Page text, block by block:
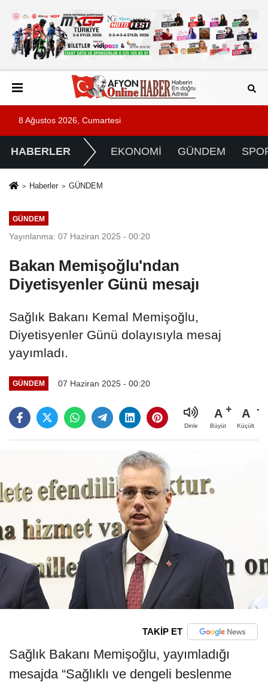
8 Ağustos 2026, Cumartesi
HABERLER EKONOMİ GÜNDEM
Haberler GÜNDEM
GÜNDEM
Yayınlanma: 07 Haziran 2025 - 00:20
Bakan Memişoğlu'ndan
Diyetisyenler Günü mesajı
Sağlık Bakanı Kemal Memişoğlu,
Diyetisyenler Günü dolayısıyla mesaj
yayımladı.
GÜNDEM 07 Haziran 2025 - 00:20
Dinle
A
Büyüt
A
Küçült
TAKİP ET
Sağlık Bakanı Memişoğlu, yayımladığı
mesajda “Sağlıklı ve dengeli beslenme